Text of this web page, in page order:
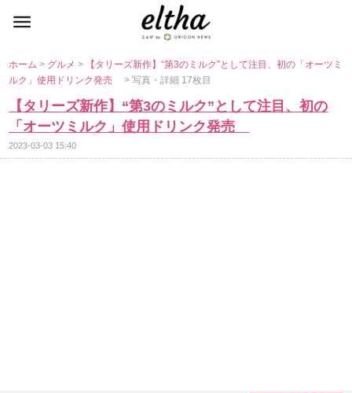
ホーム> グルメ>
【タリーズ新作】“第3のミルク”として注目、初の「オーツミ
ルク」使用ドリンク発売> 写真・詳細 17枚目
【タリーズ新作】“第3のミルク”として注目、初の
「オーツミルク」使用ドリンク発売
2023-03-03 15:40